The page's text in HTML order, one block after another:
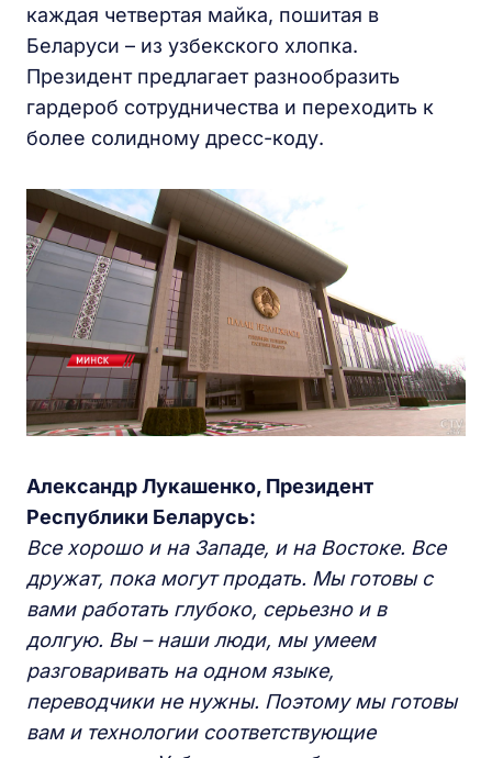
каждая четвертая майка, пошитая в
Беларуси – из узбекского хлопка.
Президент предлагает разнообразить
гардероб сотрудничества и переходить к
более солидному дресс-коду.
Александр Лукашенко, Президент
Республики Беларусь:
Все хорошо и на Западе, и на Востоке. Все
дружат, пока могут продать. Мы готовы с
вами работать глубоко, серьезно и в
долгую. Вы – наши люди, мы умеем
разговаривать на одном языке,
переводчики не нужны. Поэтому мы готовы
вам и технологии соответствующие